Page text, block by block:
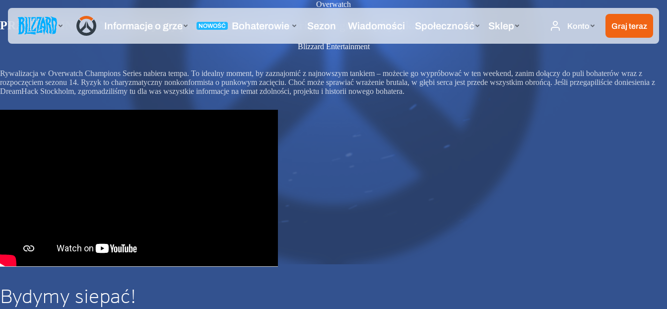
Overwatch
PRZYPOMINAJKA: Analizujemy projekt graficzny, historię i rozgrywkę Ryzyka
Blizzard Entertainment
Rywalizacja w Overwatch Champions Series nabiera tempa. To idealny moment, by zaznajomić z najnowszym tankiem – możecie go wypróbować w ten weekend, zanim dołączy do puli bohaterów wraz z
rozpoczęciem sezonu 14. Ryzyk to charyzmatyczny nonkonformista o punkowym zacięciu. Choć może sprawiać wrażenie brutala, w głębi serca jest przede wszystkim obrońcą. Jeśli przegapiliście doniesienia z
DreamHack Stockholm, zgromadziliśmy tu dla was wszystkie informacje na temat zdolności, projektu i historii nowego bohatera.
Bydymy siepać!